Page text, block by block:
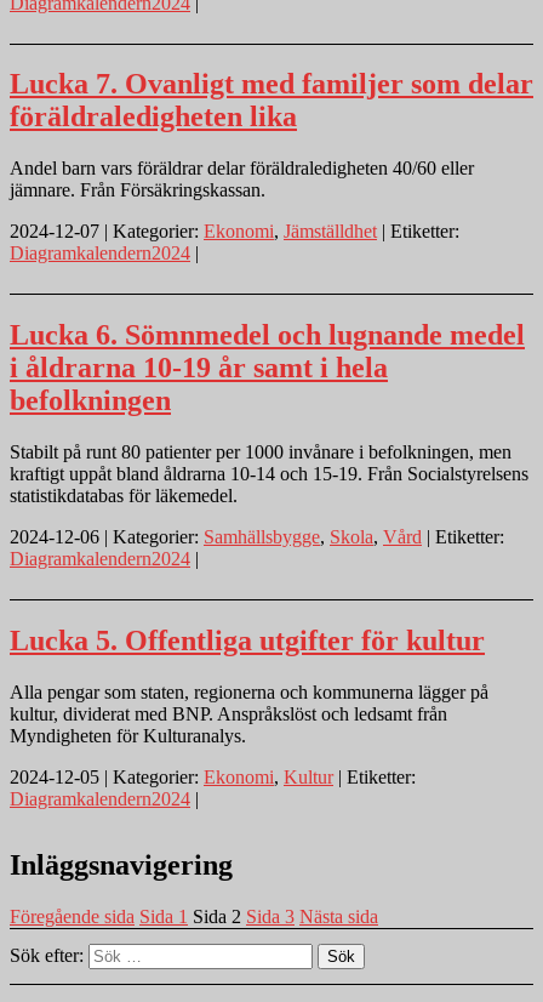
Lucka 7. Ovanligt med familjer som delar
föräldraledigheten lika
Andel barn vars föräldrar delar föräldraledigheten 40/60 eller
jämnare. Från Försäkringskassan.
2024-12-07 | Kategorier: Ekonomi, Jämställdhet | Etiketter:
Diagramkalendern2024 |
Lucka 6. Sömnmedel och lugnande medel
i åldrarna 10-19 år samt i hela
befolkningen
Stabilt på runt 80 patienter per 1000 invånare i befolkningen, men
kraftigt uppåt bland åldrarna 10-14 och 15-19. Från Socialstyrelsens
statistikdatabas för läkemedel.
2024-12-06 | Kategorier: Samhällsbygge, Skola, Vård | Etiketter:
Diagramkalendern2024 |
Lucka 5. Offentliga utgifter för kultur
Alla pengar som staten, regionerna och kommunerna lägger på
kultur, dividerat med BNP. Anspråkslöst och ledsamt från
Myndigheten för Kulturanalys.
2024-12-05 | Kategorier: Ekonomi, Kultur| Etiketter:
Diagramkalendern2024 |
Inläggsnavigering
Föregående sida Sida 1 Sida 2 Sida 3 Nästa sida
Sök efter:
Sök